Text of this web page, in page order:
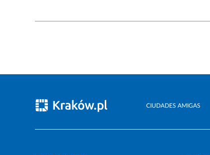
CIUDADES AMIGAS